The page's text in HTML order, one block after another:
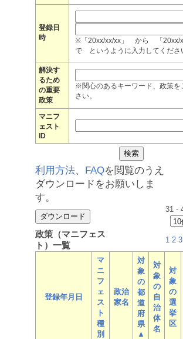
登録日
時
※「20xx/xx/xx」 から 「20xx/
で というように入力してくださ
解決す
るため
の重要
政策
※関心のあるキーワード、政策を
さい。
マニフ
ェスト
ID
利用方法、 FAQを閲覧のうえ
ダウンロードをお願いしま
す。
31 -
政策（マニフェス
ト）一覧
1 2 3
登録年月日
マ
ニ
フ
ェ
ス
ト
種
別
政治
家名
対
象
の
都
道
府
県
▲
対
象
の
自
治
体
名
対
象
の
選
挙
区